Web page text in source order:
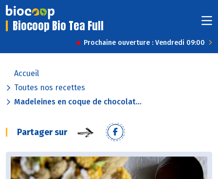
Biocoop Bio Tea Full
Prochaine ouverture : Vendredi 09:00
Accueil
Toutes nos recettes
Madeleines en coque de chocolat...
Partager sur